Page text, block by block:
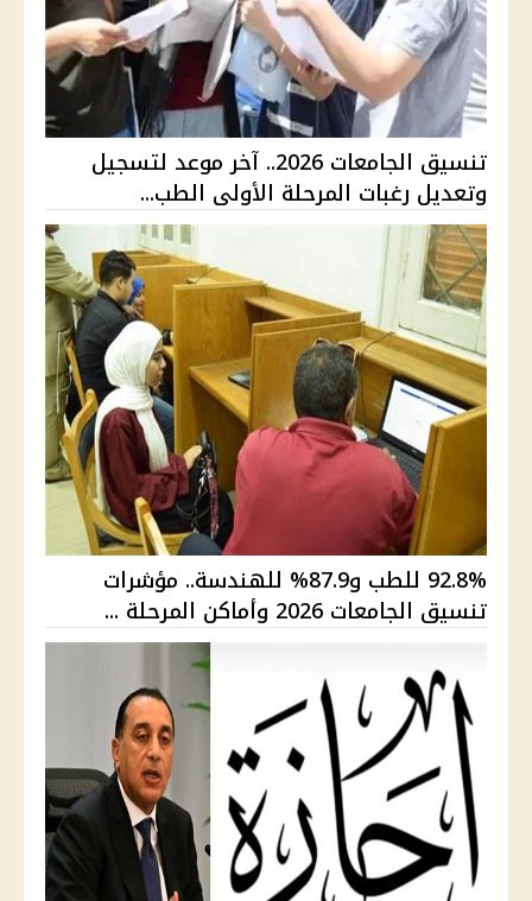
تنسيق الجامعات 2026.. آخر موعد لتسجيل
وتعديل رغبات المرحلة الأولى الطب...
92.8% للطب و87.9% للهندسة.. مؤشرات
تنسيق الجامعات 2026 وأماكن المرحلة ...